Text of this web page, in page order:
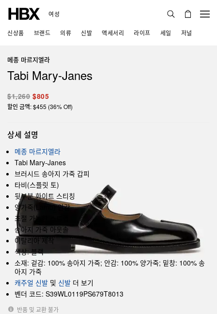
여성
신상품 브랜드 의류 신발 액세서리 라이프 세일 저널
메종 마르지엘라
Tabi Mary-Janes
$1,260 $805
할인 금액: $455 (36% Off)
상세 설명
메종 마르지엘라
Tabi Mary-Janes
브러시드 송아지 가죽 갑피
타비(스플릿 토)
뒷부분 화이트 스티칭
양가죽(Lamb) 안감
조절 가능한 스트랩
송아지 가죽 아웃솔
이탈리아 제작
색상: 블랙
소재: 겉감: 100% 송아지 가죽; 안감: 100% 양가죽; 밑창: 100% 송
아지 가죽
캐주얼 신발 및 신발 더 보기
벤더 코드: S39WL0119PS679T8013
반품 및 교환 불가